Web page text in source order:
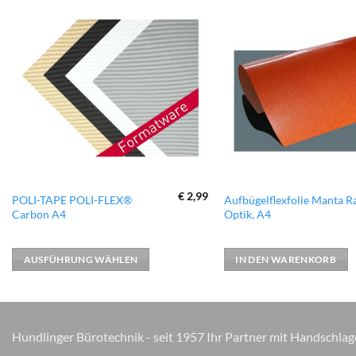
zur
Wunschliste
hinzufügen
POLI-TAPE POLI-FLEX®
Carbon A4
€ 2,99
AUSFÜHRUNG WÄHLEN
Dieses
Produkt
mehrere
Varianten
können
Aufbügelflexfolie Manta
Optik, A4
IN DEN WARENKORB
Hundlinger Bürotechnik - seit 1957 Ihr Partner mit